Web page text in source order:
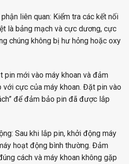
liên quan: Kiểm tra các kết nối
là bảng mạch và cực dương, cực
chúng không bị hư hỏng hoặc oxy
pin mới vào máy khoan và đảm
với cực của máy khoan. Đặt pin vào
để đảm bảo pin đã được lắp
Sau khi lắp pin, khởi động máy
hoạt động bình thường. Đảm
cách và máy khoan không gặp